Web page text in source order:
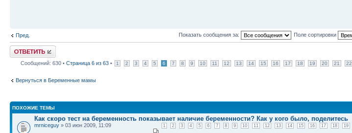
Пред. Показать сообщения за: Поле сортировки
Ответить
Сообщений: 630 • Страница 6 из 63 • 1 2 3 4 5 6 7 8 9 10 11 12 13 14 15 16 17 18 19 20 21 22
Вернуться в Беременные мамы
ПОХОЖИЕ ТЕМЫ
Как скоро тест на беременность показывает наличие беременности? Как у кого было, поделитесь
1 2 3 4 5 6 7 8 9 10 11 12 13 14 15 16 17 18 19
mrniceguy » 03 июн 2009, 11:09